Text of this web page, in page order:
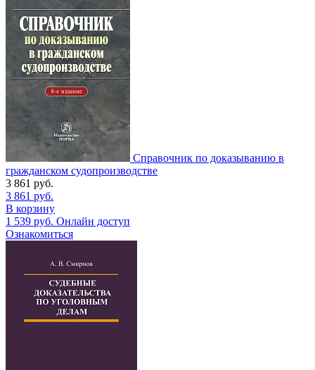
Справочник по доказыванию в
гражданском судопроизводстве
3 861 руб.
3 861 руб.
В корзину
1 539 руб. Онлайн доступ
Ознакомиться